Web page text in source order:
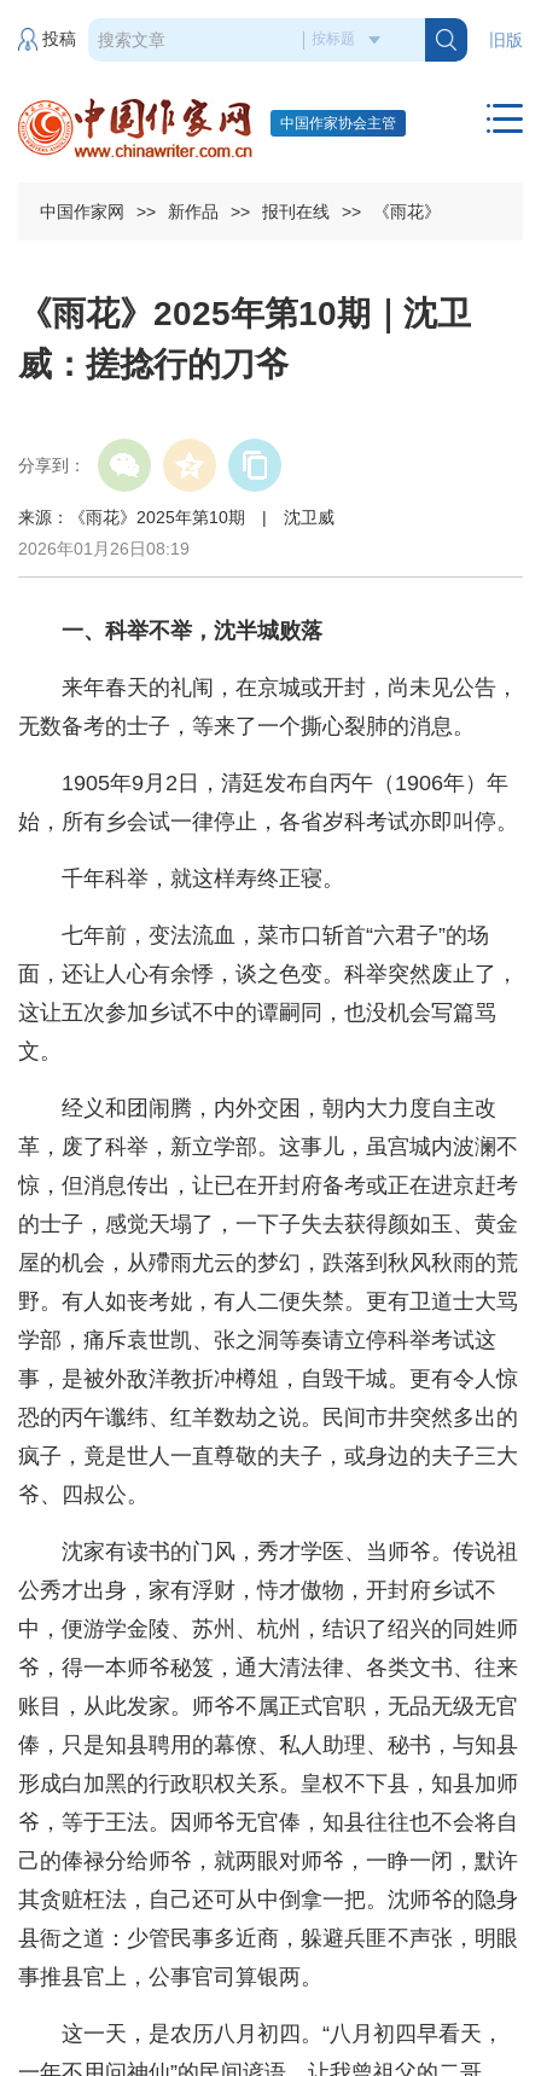
旧版
投稿
中国作家协会主管
中国作家网 >> 新作品 >> 报刊在线 >> 《雨花》
《雨花》2025年第10期｜沈卫
威：搓捻行的刀爷
分享到：
来源：《雨花》2025年第10期 | 沈卫威
2026年01月26日08:19
一、科举不举，沈半城败落
来年春天的礼闱，在京城或开封，尚未见公告，
无数备考的士子，等来了一个撕心裂肺的消息。
1905年9月2日，清廷发布自丙午（1906年）年
始，所有乡会试一律停止，各省岁科考试亦即叫停。
千年科举，就这样寿终正寝。
七年前，变法流血，菜市口斩首“六君子”的场
面，还让人心有余悸，谈之色变。科举突然废止了，
这让五次参加乡试不中的谭嗣同，也没机会写篇骂
文。
经义和团闹腾，内外交困，朝内大力度自主改
革，废了科举，新立学部。这事儿，虽宫城内波澜不
惊，但消息传出，让已在开封府备考或正在进京赶考
的士子，感觉天塌了，一下子失去获得颜如玉、黄金
屋的机会，从殢雨尤云的梦幻，跌落到秋风秋雨的荒
野。有人如丧考妣，有人二便失禁。更有卫道士大骂
学部，痛斥袁世凯、张之洞等奏请立停科举考试这
事，是被外敌洋教折冲樽俎，自毁干城。更有令人惊
恐的丙午谶纬、红羊数劫之说。民间市井突然多出的
疯子，竟是世人一直尊敬的夫子，或身边的夫子三大
爷、四叔公。
沈家有读书的门风，秀才学医、当师爷。传说祖
公秀才出身，家有浮财，恃才傲物，开封府乡试不
中，便游学金陵、苏州、杭州，结识了绍兴的同姓师
爷，得一本师爷秘笈，通大清法律、各类文书、往来
账目，从此发家。师爷不属正式官职，无品无级无官
俸，只是知县聘用的幕僚、私人助理、秘书，与知县
形成白加黑的行政职权关系。皇权不下县，知县加师
爷，等于王法。因师爷无官俸，知县往往也不会将自
己的俸禄分给师爷，就两眼对师爷，一睁一闭，默许
其贪赃枉法，自己还可从中倒拿一把。沈师爷的隐身
县衙之道：少管民事多近商，躲避兵匪不声张，明眼
事推县官上，公事官司算银两。
这一天，是农历八月初四。“八月初四早看天，